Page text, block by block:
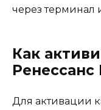
через терминал
Как
Ренессанс
Для активации